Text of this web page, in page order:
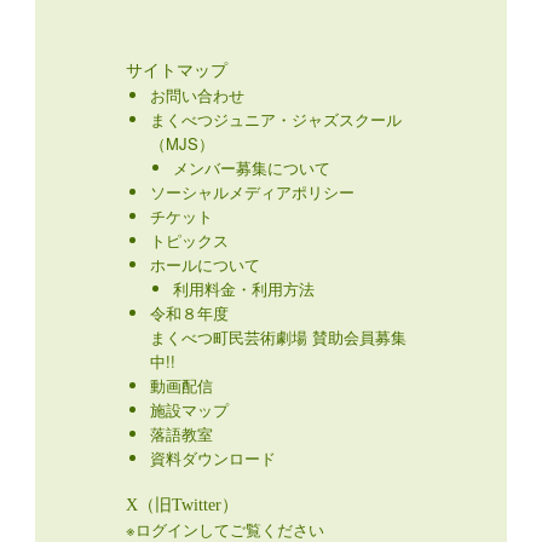
サイトマップ
お問い合わせ
まくべつジュニア・ジャズスクール
（MJS）
メンバー募集について
ソーシャルメディアポリシー
チケット
トピックス
ホールについて
利用料金・利用方法
令和８年度
まくべつ町民芸術劇場 賛助会員募集
中!!
動画配信
施設マップ
落語教室
資料ダウンロード
X（旧Twitter）
※ログインしてご覧ください